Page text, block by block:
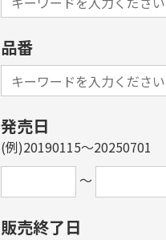
品番
発売日
(例)20190115～20250701
～
販売終了日